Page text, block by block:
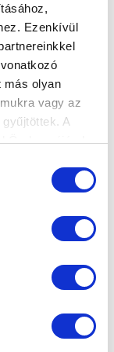
Ezenkívül
más olyan
vagy az
A
Ön hozzájárul a
2017.06.09